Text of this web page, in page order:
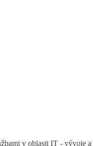
v oblasti IT -